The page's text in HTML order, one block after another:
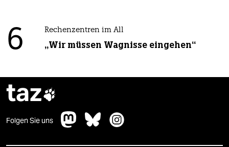
6 Rechenzentren im All
„Wir müssen Wagnisse eingehen“
taz
Folgen Sie uns